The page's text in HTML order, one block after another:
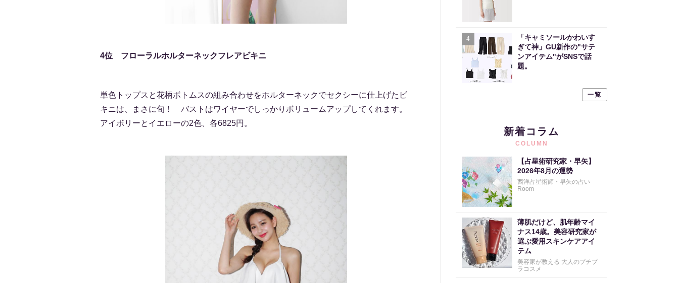
4位 フローラルホルターネックフレアビキニ
単色トップスと花柄ボトムスの組み合わせをホルターネックでセクシーに仕上げたビ
キニは、まさに旬！ バストはワイヤーでしっかりボリュームアップしてくれます。
アイボリーとイエローの2色、各6825円。
4
「キャミソールかわいす
ぎて神」GU新作の"サテ
ンアイテム"がSNSで話
題。
一覧
新着コラム
COLUMN
【占星術研究家・早矢】
2026年8月の運勢
西洋占星術師・早矢の占い
Room
薄肌だけど、肌年齢マイ
ナス14歳。美容研究家が
選ぶ愛用スキンケアアイ
テム
美容家が教える 大人のプチプ
ラコスメ